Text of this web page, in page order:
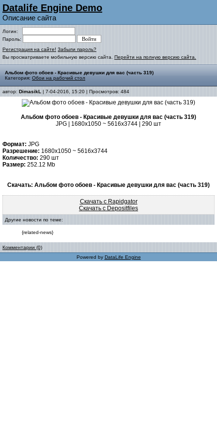
Datalife Engine Demo
Описание сайта
Логин:
Пароль:
Регистрация на сайте! Забыли пароль?
Вы просматриваете мобильную версию сайта. Перейти на полную версию сайта.
Альбом фото обоев - Красивые девушки для вас (часть 319)
Категория: Обои на рабочий стол
автор: DimasikL | 7-04-2016, 15:20 | Просмотров: 484
Альбом фото обоев - Красивые девушки для вас (часть 319)
JPG | 1680x1050 ~ 5616x3744 | 290 шт
Формат: JPG
Разрешение: 1680x1050 ~ 5616x3744
Количество: 290 шт
Размер: 252.12 Mb
Скачать: Альбом фото обоев - Красивые девушки для вас (часть 319)
Скачать с Rapidgator
Скачать с Depositfiles
Другие новости по теме:
{related-news}
Комментарии (0)
Powered by DataLife Engine